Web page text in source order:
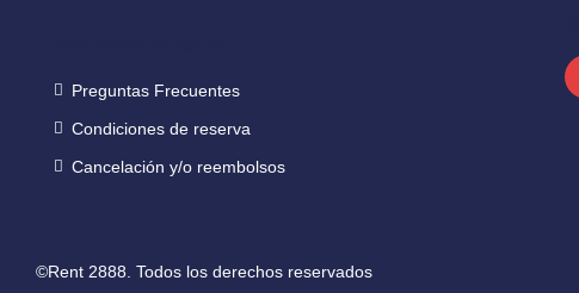
Preguntas Frecuentes
Condiciones de reserva
Cancelación y/o reembolsos
©Rent 2888. Todos los derechos reservados